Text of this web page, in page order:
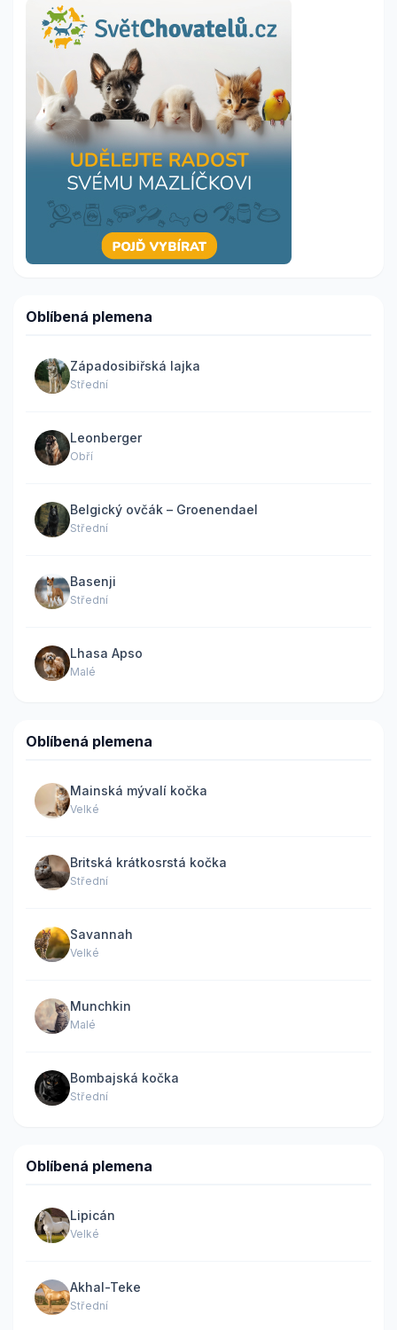
Oblíbená plemena
Západosibiřská lajka
Střední
Leonberger
Obří
Belgický ovčák – Groenendael
Střední
Basenji
Střední
Lhasa Apso
Malé
Oblíbená plemena
Mainská mývalí kočka
Velké
Britská krátkosrstá kočka
Střední
Savannah
Velké
Munchkin
Malé
Bombajská kočka
Střední
Oblíbená plemena
Lipicán
Velké
Akhal-Teke
Střední